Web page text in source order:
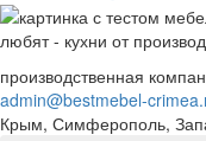
любят - кухни от
производственная
admin@bestmebel-
Крым, Симферополь,